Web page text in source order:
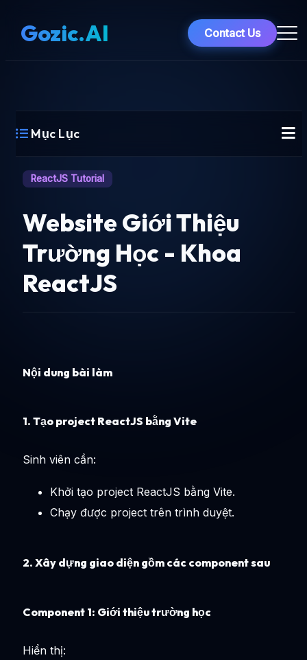
Gozic.AI Contact Us
Mục Lục
ReactJS Tutorial
Website Giới Thiệu
Trường Học - Khoa
ReactJS
Nội dung bài làm
1. Tạo project ReactJS bằng Vite
Sinh viên cần:
Khởi tạo project ReactJS bằng Vite.
Chạy được project trên trình duyệt.
2. Xây dựng giao diện gồm các component sau
Component 1: Giới thiệu trường học
Hiển thị: